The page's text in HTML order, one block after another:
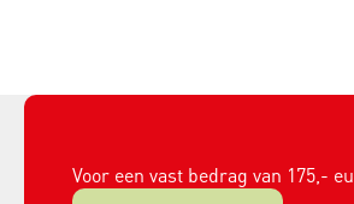
Voor een vast bedrag van 175,-